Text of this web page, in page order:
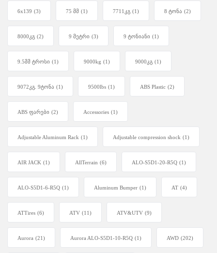
6x139 (3) 75 მმ (1) 7711კგ (1) 8 ტონა (2)
8000კგ (2) 9 მეტრი (3) 9 ტონიანი (1)
9.5მმ ტროსი (1) 9000kg (1) 9000კგ (1)
9072კგ. 9ტონა (1) 9500lbs (1) ABS Plastic (2)
ABS ფარები (2) Accessories (1)
Adjustable Aluminum Rack (1) Adjustable compression shock (1)
AIR JACK (1) AllTerrain (6) ALO-S5D1-20-R5Q (1)
ALO-S5D1-6-R5Q (1) Aluminum Bumper (1) AT (4)
ATTires (6) ATV (11) ATV&UTV (9)
Aurora (21) Aurora ALO-S5D1-10-R5Q (1) AWD (202)